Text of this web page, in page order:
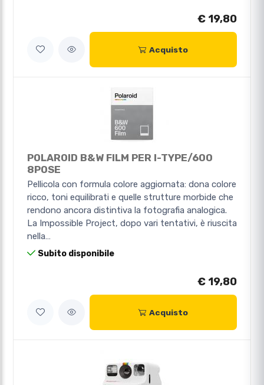
€ 19,80
Acquisto
POLAROID B&W FILM PER I-TYPE/600
8POSE
Pellicola con formula colore aggiornata: dona colore
ricco, toni equilibrati e quelle strutture morbide che
rendono ancora distintiva la fotografia analogica.
La Impossible Project, dopo vari tentativi, è riuscita
nella…
Subito disponibile
€ 19,80
Acquisto